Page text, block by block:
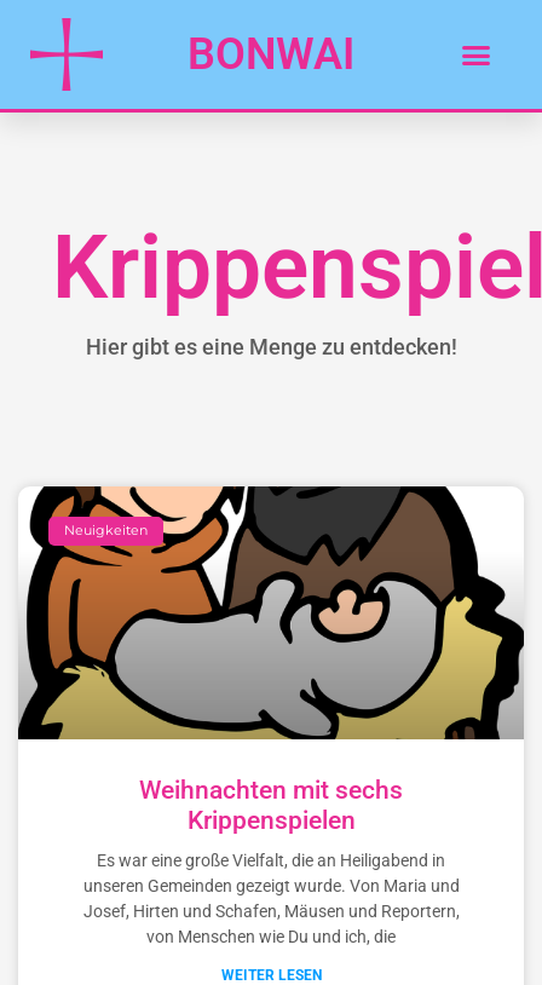
BONWAI
Hier gibt es eine Menge zu entdecken!
Neuigkeiten
Weihnachten mit sechs
Krippenspielen
Es war eine große Vielfalt, die an Heiligabend in
unseren Gemeinden gezeigt wurde. Von Maria und
Josef, Hirten und Schafen, Mäusen und Reportern,
von Menschen wie Du und ich, die
WEITER LESEN